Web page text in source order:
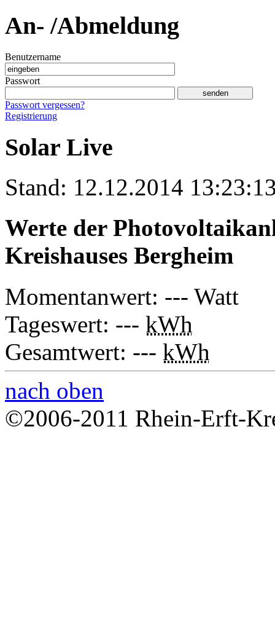
An- /Abmeldung
Benutzername
Passwort
Passwort vergessen?
Registrierung
Solar Live
Stand: 12.12.2014
Werte der
Kreishauses Bergheim
Momentanwert: --- Watt
Tageswert: --- kWh
Gesamtwert: --- kWh
nach oben
©2006-2011 Rhein-Erft-